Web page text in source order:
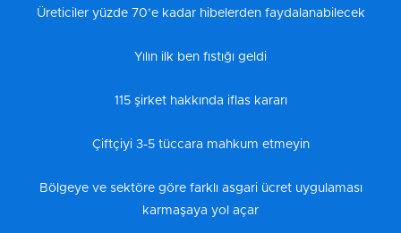
Üreticiler yüzde 70’e kadar hibelerden faydalanabilecek
Yılın ilk ben fıstığı geldi
115 şirket hakkında iflas kararı
Çiftçiyi 3-5 tüccara mahkum etmeyin
Bölgeye ve sektöre göre farklı asgari ücret uygulaması
karmaşaya yol açar